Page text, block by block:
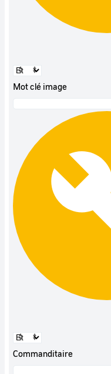
Mot clé image
Commanditaire